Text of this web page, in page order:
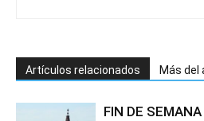
Artículos relacionados Más del
FIN DE